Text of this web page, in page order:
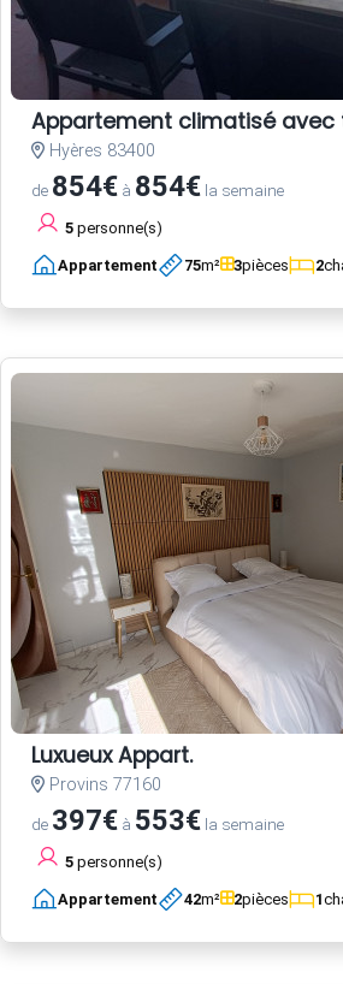
Appartement climatisé avec
Hyères 83400
de 854€ à 854€ la semaine
5 personne(s)
Appartement 75m² 3pièces 2
Luxueux Appart.
Provins 77160
de 397€ à 553€ la semaine
5 personne(s)
Appartement 42m² 2pièces 1